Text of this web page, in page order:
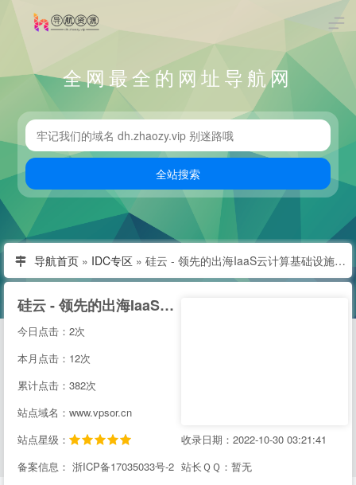
全网最全的网址导航网
导航首页 » IDC专区 » 硅云 - 领先的出海IaaS云计算基础设施服务提供商
硅云 - 领先的出海IaaS云计算基础设施服务提供商
今日点击：2次
本月点击：12次
累计点击：382次
站点域名：www.vpsor.cn
站点星级：
收录日期：2022-10-30 03:21:41
备案信息： 浙ICP备17035033号-2 站长ＱＱ：暂无